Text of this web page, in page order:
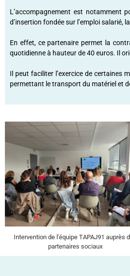
L’accompagnement est notamment
d’insertion fondée sur l’emploi
En effet, ce partenaire permet la
quotidienne à hauteur de 40 euros. Il
Il peut faciliter l’exercice de certaines
permettant le transport du matériel et
Intervention de l'équipe TAPAJ91 auprès
partenaires sociaux